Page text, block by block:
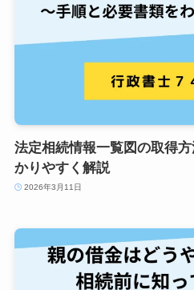
法定相続情報一覧図の取得
かりやすく解説
2026年3月11日